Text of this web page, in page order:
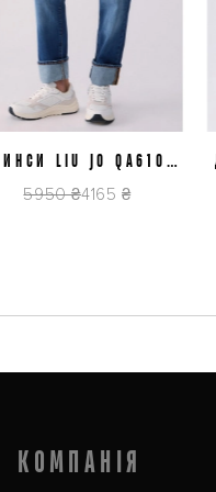
J34 J36 J38
LIU JO QA6103
5950 ₴4165 ₴
итальянских брендов.
не электризуются и
КОМПАНІЯ